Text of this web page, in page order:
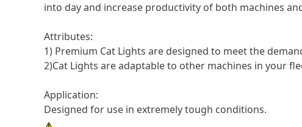
into day and increase productivity of both machines
Attributes:
1) Premium Cat Lights are designed to meet the
2)Cat Lights are adaptable to other machines in your
Application:
Designed for use in extremely tough conditions.